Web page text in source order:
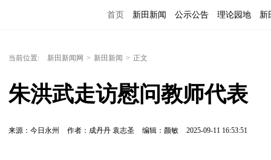
首页 新田新闻 公示公告 理论园地 新
当前位置: 新田新闻网 > 新田新闻 > 正文
朱洪武走访慰问教师代表
来源：今日永州 作者：成丹丹 袁志圣 编辑：颜敏 2025-09-11 16:53:51